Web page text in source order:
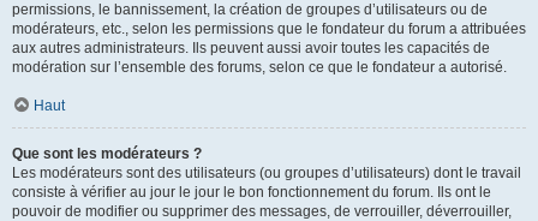
permissions, le bannissement, la création de groupes d’utilisateurs ou de
modérateurs, etc., selon les permissions que le fondateur du forum a attribuées
aux autres administrateurs. Ils peuvent aussi avoir toutes les capacités de
modération sur l’ensemble des forums, selon ce que le fondateur a autorisé.
Haut
Que sont les modérateurs ?
Les modérateurs sont des utilisateurs (ou groupes d’utilisateurs) dont le travail
consiste à vérifier au jour le jour le bon fonctionnement du forum. Ils ont le
pouvoir de modifier ou supprimer des messages, de verrouiller, déverrouiller,